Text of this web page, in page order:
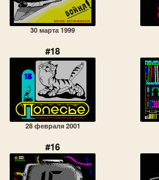
30 марта 1999
#18
28 февраля 2001
#16